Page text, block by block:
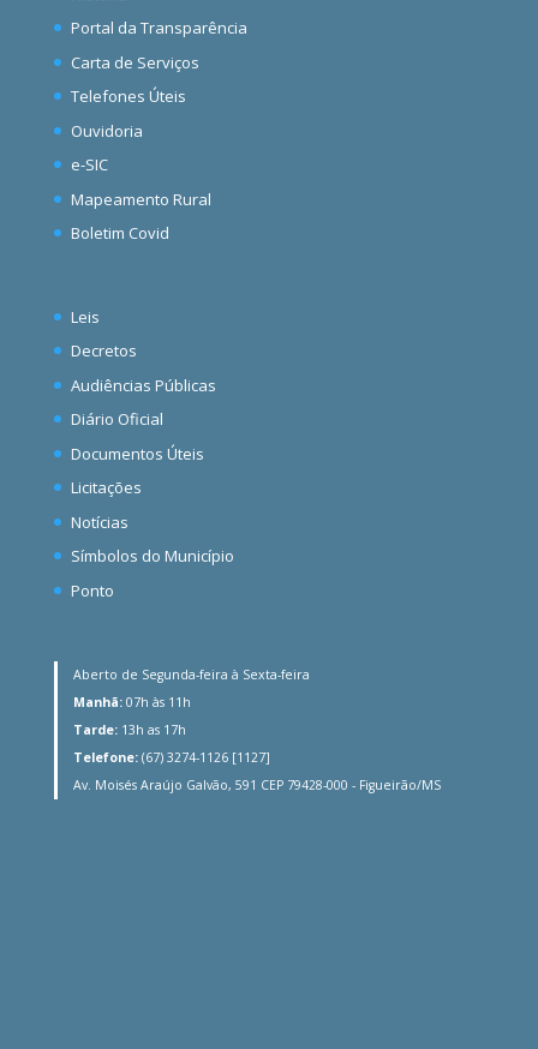
Portal da Transparência
Carta de Serviços
Telefones Úteis
Ouvidoria
e-SIC
Mapeamento Rural
Boletim Covid
Leis
Decretos
Audiências Públicas
Diário Oficial
Documentos Úteis
Licitações
Notícias
Símbolos do Município
Ponto
Aberto de Segunda-feira à Sexta-feira
Manhã: 07h às 11h
Tarde: 13h as 17h
Telefone: (67) 3274-1126 [1127]
Av. Moisés Araújo Galvão, 591 CEP 79428-000 - Figueirão/MS